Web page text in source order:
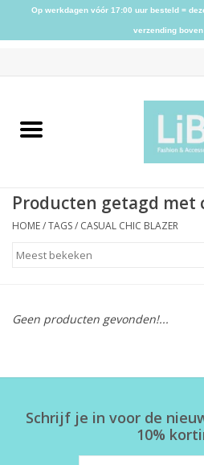
Home
Schoenen
Producten getagd met
HOME/TAGS/ CASUAL CHIC BLAZER
Geen producten gevonden!...
Schrijf je in voor de
10%
Op werkdagen vóór 17:00 uur besteld =
verzending boven